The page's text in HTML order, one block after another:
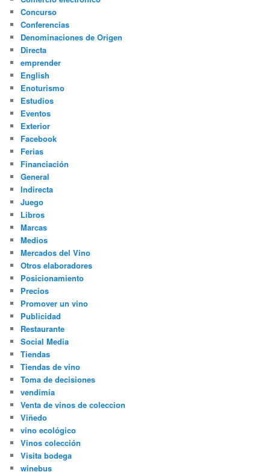
Concurso
Conferencias
Denominaciones de Origen
Directa
emprender
English
Enoturismo
Estudios
Eventos
Exterior
Facebook
Ferias
Financiación
General
Indirecta
Juego
Libros
Marcas
Medios
Mercados del Vino
Otros elaboradores
Posicionamiento
Precios
Promover un vino
Publicidad
Restaurante
Social Media
Tiendas
Tiendas de vino
Toma de decisiones
vendimia
Venta de vinos de coleccion
Viñedo
vino ecológico
Vinos colección
Visita bodega
winebus